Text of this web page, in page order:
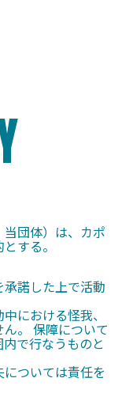
団体）は、カポ
する。
諾した上で活動
における怪我、
。 保障について
で行なうものと
ついては責任を